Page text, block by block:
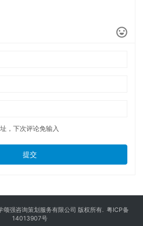
，下次评论免输入
提交
强咨询策划服务有限公司 版权所有. 粤ICP备
14013907号